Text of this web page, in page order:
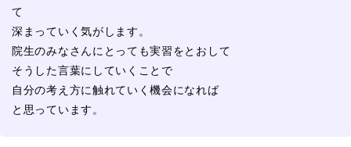
て
深まっていく気がします。
院生のみなさんにとっても実習をとおして
そうした言葉にしていくことで
自分の考え方に触れていく機会になれば
と思っています。